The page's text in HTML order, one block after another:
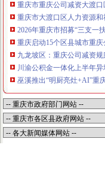
重庆市重庆公司减资大渡
重庆市大渡口区人力资源
2026年重庆市招募“三支一
重庆启动15个区县城市重
九龙坡区：重庆公司减资规
川渝公积金一体化上半年
巫溪推出“明厨亮灶+AI”重